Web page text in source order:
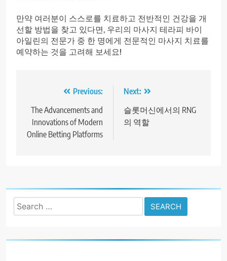
만약 여러분이 스스로를 치료하고 전반적인 건강을 개
선할 방법을 찾고 있다면, 우리의 마사지 테라피 바이
아일린의 전문가 중 한 명에게 전문적인 마사지 치료를
예약하는 것을 고려해 보세요!
navigation
Previous:
The Advancements and
Innovations of Modern
Online Betting Platforms
Next:
슬롯머신에서의 RNG
의 역할
Search
for: